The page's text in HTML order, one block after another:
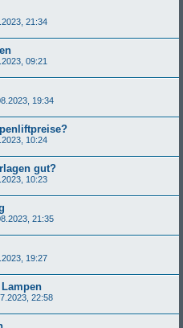
21:34
09:21
19:34
10:24
gut?
10:23
21:35
19:27
22:58